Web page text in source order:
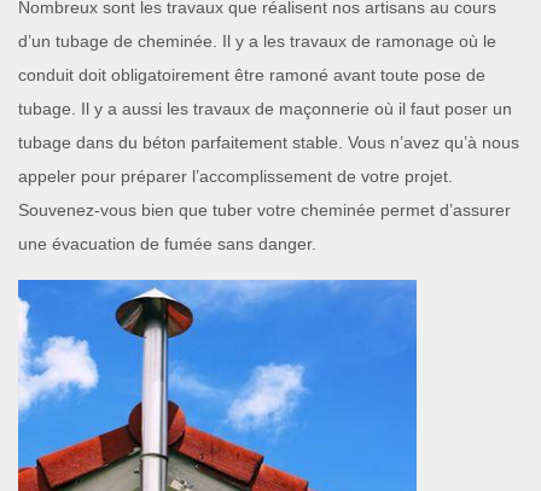
Nombreux sont les travaux que réalisent nos artisans au cours
d’un tubage de cheminée. Il y a les travaux de ramonage où le
conduit doit obligatoirement être ramoné avant toute pose de
tubage. Il y a aussi les travaux de maçonnerie où il faut poser un
tubage dans du béton parfaitement stable. Vous n’avez qu’à nous
appeler pour préparer l’accomplissement de votre projet.
Souvenez-vous bien que tuber votre cheminée permet d’assurer
une évacuation de fumée sans danger.